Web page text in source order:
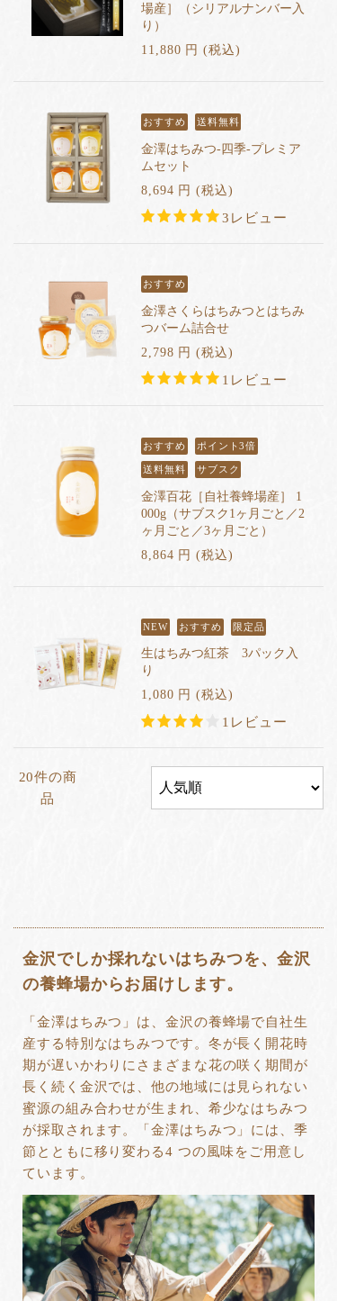
場産］（シリアルナンバー入
り）
11,880 円 (税込)
おすすめ 送料無料
金澤はちみつ-四季-プレミア
ムセット
8,694 円 (税込)
3レビュー
おすすめ
金澤さくらはちみつとはちみ
つバーム詰合せ
2,798 円 (税込)
1レビュー
おすすめ ポイント3倍
送料無料 サブスク
金澤百花［自社養蜂場産］ 1
000g（サブスク1ヶ月ごと／2
ヶ月ごと／3ヶ月ごと）
8,864 円 (税込)
NEW おすすめ 限定品
生はちみつ紅茶 3パック入
り
1,080 円 (税込)
1レビュー
20件の商
品
金沢でしか採れないはちみつを、金沢
の養蜂場からお届けします。
「金澤はちみつ」は、金沢の養蜂場で自社生
産する特別なはちみつです。冬が長く開花時
期が遅いかわりにさまざまな花の咲く期間が
長く続く金沢では、他の地域には見られない
蜜源の組み合わせが生まれ、希少なはちみつ
が採取されます。「金澤はちみつ」には、季
節とともに移り変わる4 つの風味をご用意し
ています。